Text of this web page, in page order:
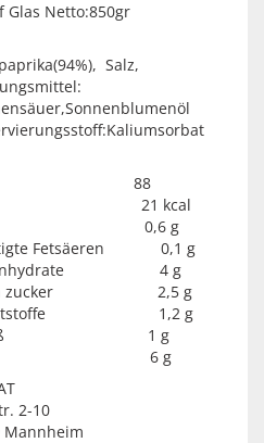
Glas Netto:850gr
Salz,
88
21 kcal
0,6 g
Fetsäeren 0,1 g
4 g
zucker 2,5 g
1,2 g
1 g
6 g
2-10
Mannheim